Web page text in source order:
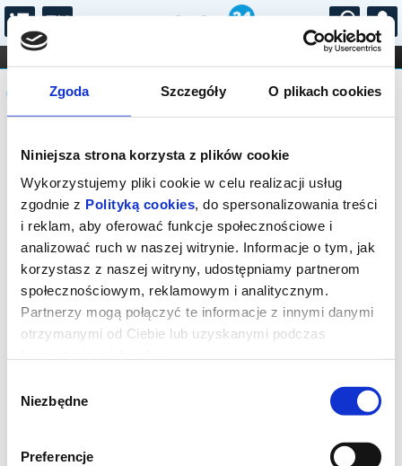
Zgoda Szczegóły O plikach cookies
Niniejsza strona korzysta z plików cookie
Wykorzystujemy pliki cookie w celu realizacji usług
zgodnie z Polityką cookies, do spersonalizowania treści
i reklam, aby oferować funkcje społecznościowe i
analizować ruch w naszej witrynie. Informacje o tym, jak
korzystasz z naszej witryny, udostępniamy partnerom
społecznościowym, reklamowym i analitycznym.
Partnerzy mogą połączyć te informacje z innymi danymi
otrzymanymi od Ciebie lub uzyskanymi podczas
zgody
Niezbędne
Preferencje
...
FILHARMONIA OPERA I BALET
STAND-UP
DLA DZIECI
Komunikat
Sprzedaż biletów on-line na wydarzenie
została zakończona.